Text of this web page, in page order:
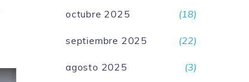
octubre 2025 (18)
septiembre 2025 (22)
agosto 2025 (3)